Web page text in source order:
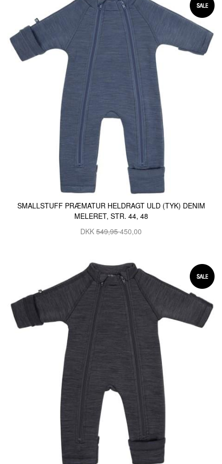
SMALLSTUFF PRÆMATUR HELDRAGT ULD (TYK) DENIM
MELERET, STR. 44, 48
DKK 549,95450,00